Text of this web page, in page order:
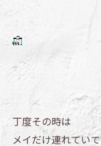
丁度その時は
メイだけ連れていて